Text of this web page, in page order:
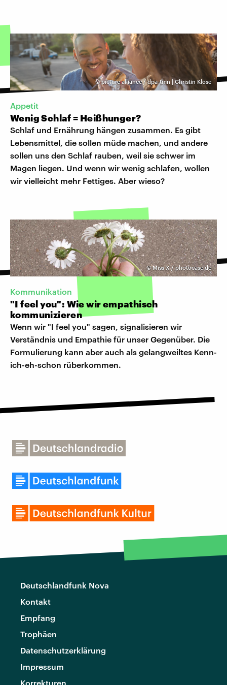
©picture alliance / dpa-tmn | Christin Klose
Appetit
Wenig Schlaf = Heißhunger?
Schlaf und Ernährung hängen zusammen. Es gibt
Lebensmittel, die sollen müde machen, und andere
sollen uns den Schlaf rauben, weil sie schwer im
Magen liegen. Und wenn wir wenig schlafen, wollen
wir vielleicht mehr Fettiges. Aber wieso?
©Miss X / photocase.de
Kommunikation
"I feel you": Wie wir empathisch
kommunizieren
Wenn wir "I feel you" sagen, signalisieren wir
Verständnis und Empathie für unser Gegenüber. Die
Formulierung kann aber auch als gelangweiltes Kenn-
ich-eh-schon rüberkommen.
Deutschlandfunk Nova
Kontakt
Empfang
Trophäen
Datenschutzerklärung
Impressum
Korrekturen